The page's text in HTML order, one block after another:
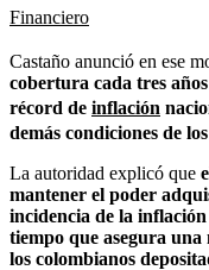
Financiero
Castaño anunció en ese
cobertura cada tres
récord de inflación
demás condiciones de
La autoridad explicó que
mantener el poder
incidencia de la
tiempo que asegura
los colombianos